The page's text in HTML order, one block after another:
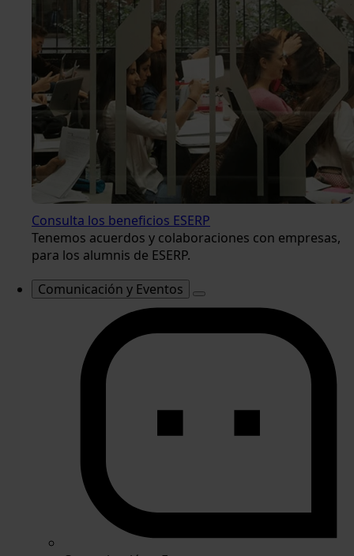
Consulta los beneficios ESERP
Tenemos acuerdos y colaboraciones con empresas,
para los alumnis de ESERP.
Comunicación y Eventos